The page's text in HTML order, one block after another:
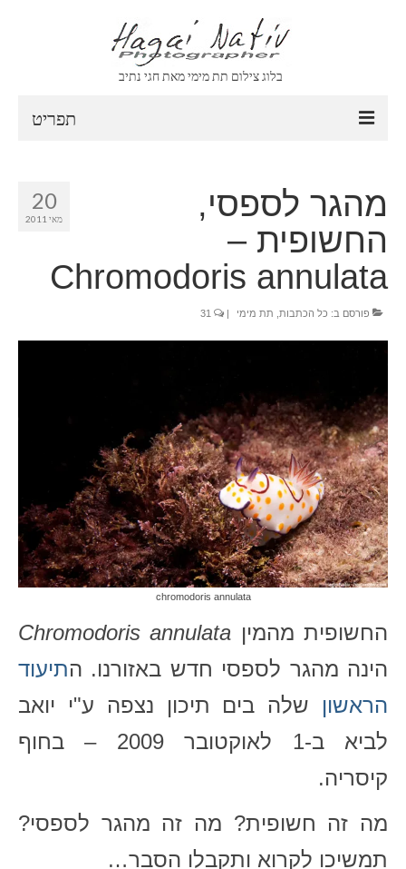
בלוג צילום תת מימי מאת חגי נתיב
תפריט
ABOUT
VIDEO
ARCHIVE
ARCHIVE
LIGHTBOX
CART
PORTFOLIO
BLOG
20
מאי 2011
מהגר לספסי,
החשופית –
Chromodoris annulata
פורסם ב: כל הכתבות תת מימי |
chromodoris annulata
החשופית מהמין Chromodoris annulata
הינה מהגר לספסי חדש באזורנו. התיעוד
הראשון שלה בים תיכון נצפה ע"י יואב
לביא ב-1 לאוקטובר 2009 – בחוף
קיסריה.
מה זה חשופית? מה זה מהגר לספסי?
תמשיכו לקרוא ותקבלו הסבר…